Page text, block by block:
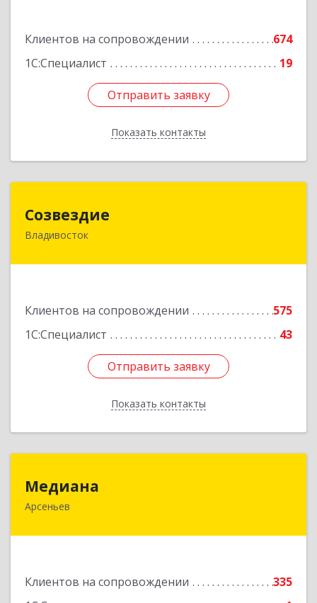
Клиентов на сопровождении
674
1С:Специалист
19
Отправить заявку
Показать контакты
Отправить заявку
Назад
Созвездие
Владивосток
Клиентов на сопровождении
575
1С:Специалист
43
Отправить заявку
Показать контакты
690069, Приморский край, Владивосток г,
Отправить заявку
Назад
Медиана
Арсеньев
Клиентов на сопровождении
335